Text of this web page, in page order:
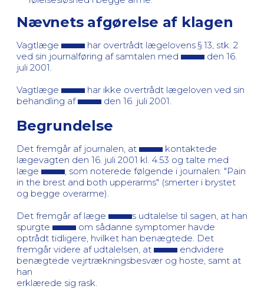
Nævnets afgørelse af klagen
Vagtlæge
har overtrådt lægelovens § 13, stk. 2
ved sin journalføring af samtalen med
den 16.
juli 2001.
Vagtlæge
har ikke overtrådt lægeloven ved sin
behandling af
den 16. juli 2001.
Begrundelse
Det fremgår af journalen, at
kontaktede
lægevagten den 16. juli 2001 kl. 4.53 og talte med
læge
, som noterede følgende i journalen: "Pain
in the brest and both upperarms" (smerter i brystet
og begge overarme).
Det fremgår af læge
s udtalelse til sagen, at han
spurgte
om sådanne symptomer havde
optrådt tidligere, hvilket han benægtede. Det
fremgår videre af udtalelsen, at
endvidere
benægtede vejrtrækningsbesvær og hoste, samt at
han
erklærede sig rask.